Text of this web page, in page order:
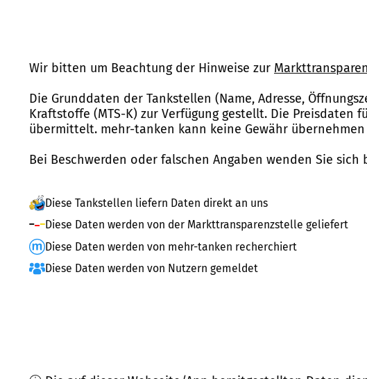
Wir bitten um Beachtung der Hinweise zur
Die Grunddaten der Tankstellen (Name, Adresse,
Kraftstoffe (MTS-K) zur Verfügung gestellt. Die Preisdaten
übermittelt. mehr-tanken kann keine Gewähr
Bei Beschwerden oder falschen Angaben wenden Sie sich
Diese Tankstellen liefern Daten direkt an uns
Diese Daten werden von der Markttransparenzstelle geliefert
Diese Daten werden von mehr-tanken recherchiert
Diese Daten werden von Nutzern gemeldet